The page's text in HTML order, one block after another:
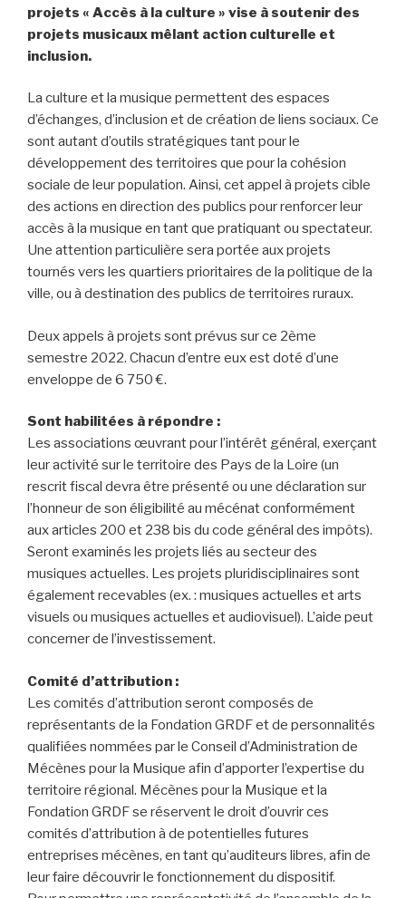
projets « Accès à la culture » vise à soutenir des
projets musicaux mêlant action culturelle et
inclusion.
La culture et la musique permettent des espaces
d’échanges, d’inclusion et de création de liens sociaux. Ce
sont autant d’outils stratégiques tant pour le
développement des territoires que pour la cohésion
sociale de leur population. Ainsi, cet appel à projets cible
des actions en direction des publics pour renforcer leur
accès à la musique en tant que pratiquant ou spectateur.
Une attention particulière sera portée aux projets
tournés vers les quartiers prioritaires de la politique de la
ville, ou à destination des publics de territoires ruraux.
Deux appels à projets sont prévus sur ce 2ème
semestre 2022. Chacun d’entre eux est doté d’une
enveloppe de 6 750 €.
Sont habilitées à répondre :
Les associations œuvrant pour l’intérêt général, exerçant
leur activité sur le territoire des Pays de la Loire (un
rescrit fiscal devra être présenté ou une déclaration sur
l’honneur de son éligibilité au mécénat conformément
aux articles 200 et 238 bis du code général des impôts).
Seront examinés les projets liés au secteur des
musiques actuelles. Les projets pluridisciplinaires sont
également recevables (ex. : musiques actuelles et arts
visuels ou musiques actuelles et audiovisuel). L’aide peut
concerner de l’investissement.
Comité d’attribution :
Les comités d’attribution seront composés de
représentants de la Fondation GRDF et de personnalités
qualifiées nommées par le Conseil d’Administration de
Mécènes pour la Musique afin d’apporter l’expertise du
territoire régional. Mécènes pour la Musique et la
Fondation GRDF se réservent le droit d’ouvrir ces
comités d’attribution à de potentielles futures
entreprises mécènes, en tant qu’auditeurs libres, afin de
leur faire découvrir le fonctionnement du dispositif.